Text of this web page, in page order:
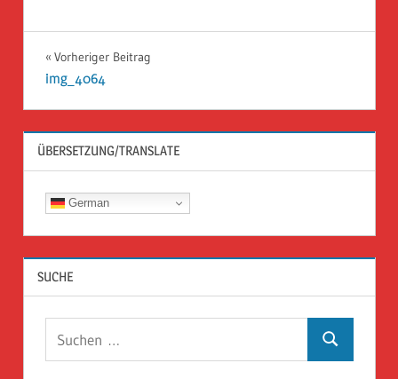
Beitragsnavigation
Vorheriger Beitrag
img_4064
ÜBERSETZUNG/TRANSLATE
German
SUCHE
Suchen